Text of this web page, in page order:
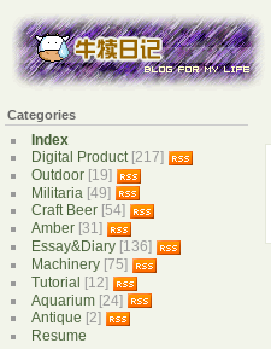
Categories
Index
Digital Product[217]
Outdoor [19]
Militaria [49]
Craft Beer [54]
Amber [31]
Essay&Diary [136]
Machinery [75]
Tutorial [12]
Aquarium [24]
Antique [2]
Resume